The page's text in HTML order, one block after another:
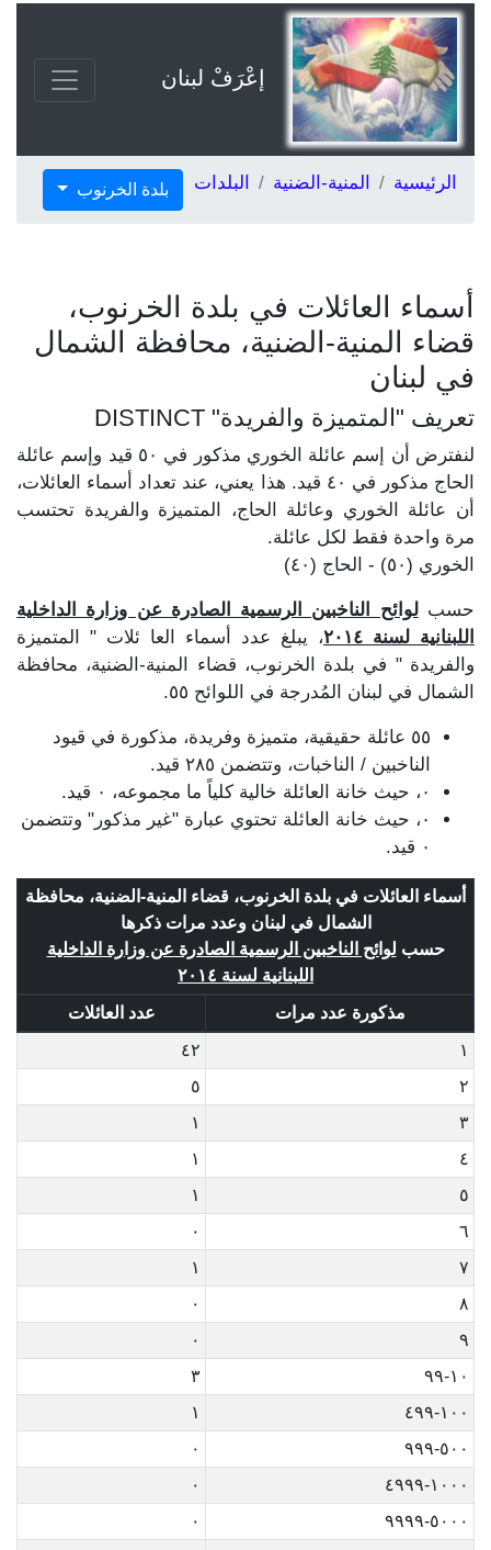
إعْرَفْ لبنان
الرئيسية المنية-الضنية البلدات بلدة الخرنوب
أسماء العائلات في بلدة الخرنوب،
قضاء المنية-الضنية، محافظة الشمال
في لبنان
تعريف "المتميزة والفريدة" DISTINCT
لنفترض أن إسم عائلة الخوري مذكور في ٥٠ قيد وإسم عائلة
الحاج مذكور في ٤٠ قيد. هذا يعني، عند تعداد أسماء العائلات،
أن عائلة الخوري وعائلة الحاج، المتميزة والفريدة تحتسب
مرة واحدة فقط لكل عائلة.
الخوري (٥٠) - الحاج (٤٠)
حسبلوائح الناخبين الرسمية الصادرة عن وزارة الداخلية
اللبنانية لسنة ٢٠١٤
، يبلغ عدد أسماء العا ئلات " المتميزة
والفريدة " في بلدة الخرنوب، قضاء المنية-الضنية، محافظة
الشمال في لبنان المُدرجة في اللوائح ٥٥.
٥٥ عائلة حقيقية، متميزة وفريدة، مذكورة في قيود
الناخبين / الناخبات، وتتضمن ٢٨٥ قيد.
٠، حيث خانة العائلة خالية كلياً ما مجموعه، ٠ قيد.
٠، حيث خانة العائلة تحتوي عبارة "غير مذكور" وتتضمن
٠ قيد.
أسماء العائلات في بلدة الخرنوب، قضاء المنية-الضنية، محافظة
الشمال في لبنان وعدد مرات ذكرها
حسب لوائح الناخبين الرسمية الصادرة عن وزارة الداخلية
اللبنانية لسنة ٢٠١٤
مذكورة عدد مرات
عدد العائلات
١
٤٢
٢
٥
٣
١
٤
١
٥
١
٦
٠
٧
١
٨
٠
٩
٠
١٠-٩٩
٣
١٠٠-٤٩٩
١
٥٠٠-٩٩٩
٠
١٠٠٠-٤٩٩٩
٠
٥٠٠٠-٩٩٩٩
٠